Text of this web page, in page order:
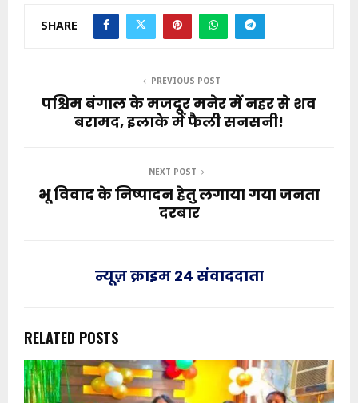
SHARE
PREVIOUS POST
पश्चिम बंगाल के मजदूर मनेर में नहर से शव
बरामद, इलाके में फैली सनसनी!
NEXT POST
भू विवाद के निष्पादन हेतु लगाया गया जनता
दरबार
न्यूज़ क्राइम 24 संवाददाता
RELATED POSTS